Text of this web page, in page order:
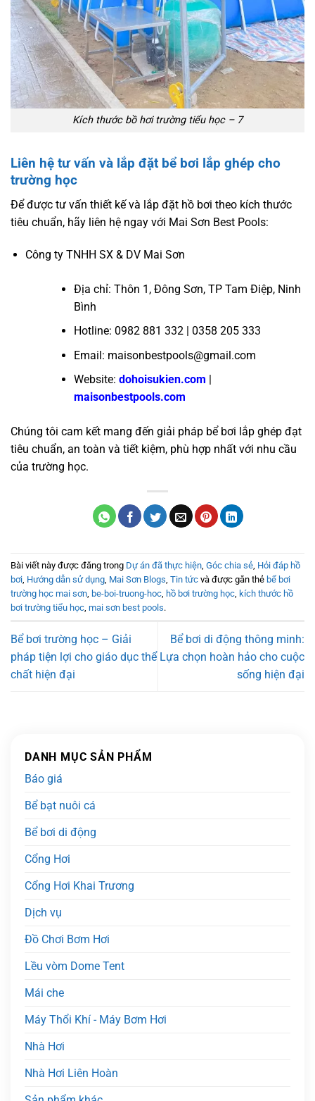
Kích thước bồ hơi trường tiểu học – 7
Liên hệ tư vấn và lắp đặt bể bơi lắp ghép cho
trường học
Để được tư vấn thiết kế và lắp đặt hồ bơi theo kích thước
tiêu chuẩn, hãy liên hệ ngay với Mai Sơn Best Pools:
Công ty TNHH SX & DV Mai Sơn
Địa chỉ: Thôn 1, Đông Sơn, TP Tam Điệp, Ninh
Bình
Hotline: 0982 881 332 | 0358 205 333
Email: maisonbestpools@gmail.com
Website: dohoisukien.com
maisonbestpools.com
Chúng tôi cam kết mang đến giải pháp bể bơi lắp ghép đạt
tiêu chuẩn, an toàn và tiết kiệm, phù hợp nhất với nhu cầu
của trường học.
Bài viết này được đăng trong Dự án đã thực hiện Góc chia sẻ Hỏi đáp hồ
bơi Hướng dẫn sử dụng Mai Sơn Blogs Tin tức và được gắn thẻ bể bơi
trường học mai sơn be-boi-truong-hoc hồ bơi trường học kích thước hồ
bơi trường tiểu học mai sơn best pools.
Bể bơi trường học – Giải
pháp tiện lợi cho giáo dục thể
chất hiện đại
Bể bơi di động thông minh:
Lựa chọn hoàn hảo cho cuộc
sống hiện đại
DANH MỤC SẢN PHẨM
Báo giá
Bể bạt nuôi cá
Bể bơi di động
Cổng Hơi
Cổng Hơi Khai Trương
Dịch vụ
Đồ Chơi Bơm Hơi
Lều vòm Dome Tent
Mái che
Máy Thổi Khí - Máy Bơm Hơi
Nhà Hơi
Nhà Hơi Liên Hoàn